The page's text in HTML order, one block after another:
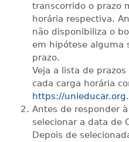
55 dias 150
transcorrido o prazo
horária respectiva.
não disponibiliza o
em hipótese alguma
prazo.
Veja a lista de
cada carga horária
https://
Antes de responder
selecionar a data de
Depois de